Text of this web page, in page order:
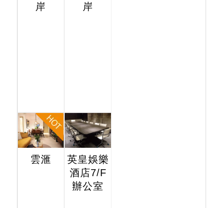
岸
岸
雲滙
英皇娛樂
酒店7/F
辦公室